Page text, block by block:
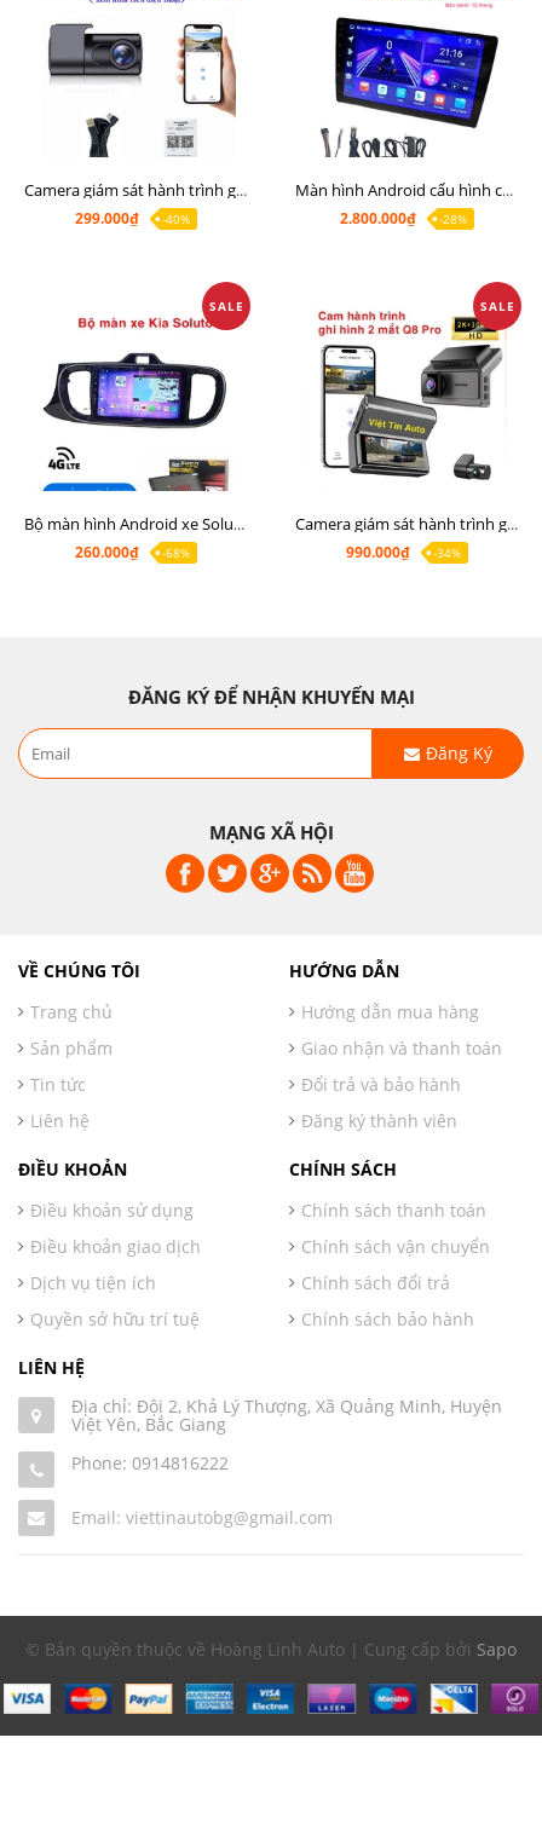
Camera giám sát hành trình giá rẻ, cam hành trình cho màn Android, cam hành trình kết nối điện thoại
299.000₫
-40%
Màn hình Android cấu hình cao Ram 6G Rom 128G chip 8 nhân 8581
2.800.000₫
-28%
SALE
Bộ màn hình Android xe Soluto, mặt dưỡng lắp màn hình Soluto kèm rắc zin
260.000₫
-68%
SALE
Camera giám sát hành trình ghi hình 2 mắt Q8 Pro độ phân giải 2K +1080P
990.000₫
-34%
ĐĂNG KÝ ĐỂ NHẬN KHUYẾN MẠI
Đăng Ký
MẠNG XÃ HỘI
VỀ CHÚNG TÔI
Trang chủ
Sản phẩm
Tin tức
Liên hệ
HƯỚNG DẪN
Hướng dẫn mua hàng
Giao nhận và thanh toán
Đổi trả và bảo hành
Đăng ký thành viên
ĐIỀU KHOẢN
Điều khoản sử dụng
Điều khoản giao dịch
Dịch vụ tiện ích
Quyền sở hữu trí tuệ
CHÍNH SÁCH
Chính sách thanh toán
Chính sách vận chuyển
Chính sách đổi trả
Chính sách bảo hành
LIÊN HỆ
Địa chỉ: Đội 2, Khả Lý Thượng, Xã Quảng Minh, Huyện
Việt Yên, Bắc Giang
Phone: 0914816222
Email: viettinautobg@gmail.com
© Bản quyền thuộc về Hoàng Linh Auto | Cung cấp bởi Sapo